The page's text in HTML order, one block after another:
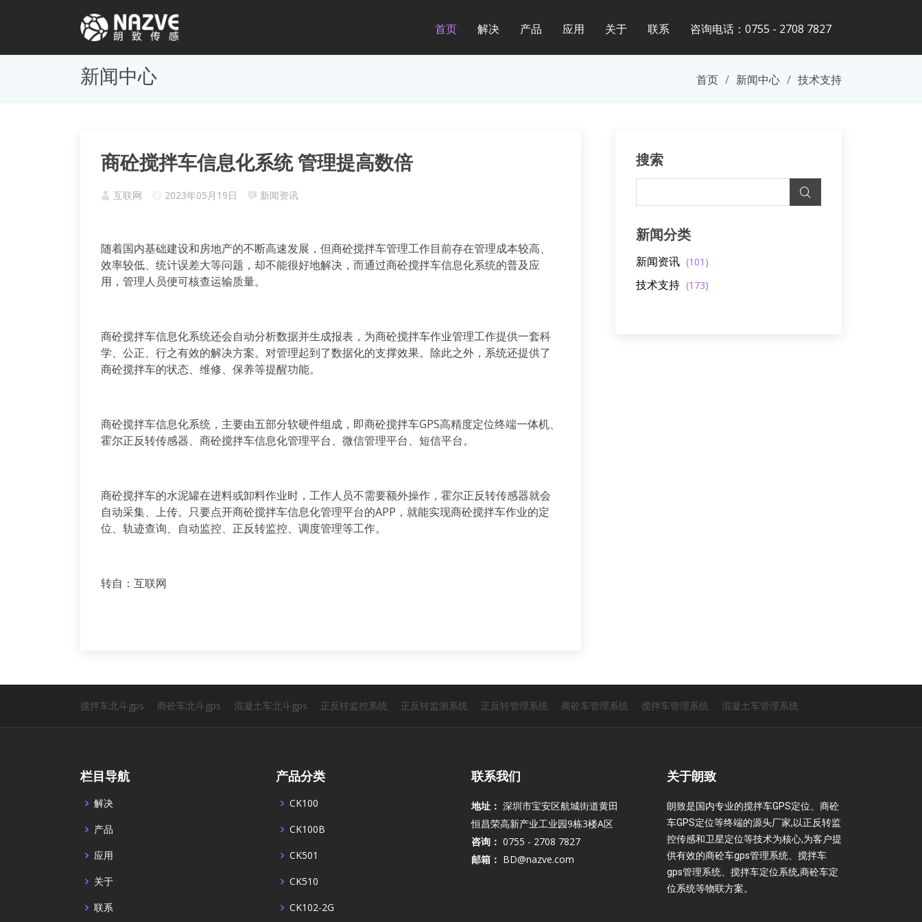
首页 解决 产品 应用 关于 联系 咨询电话：0755 - 2708 7827
新闻中心 首页 新闻中心 技术支持
商砼搅拌车信息化系统 管理提高数倍
互联网 2023年05月19日 新闻资讯
随着国内基础建设和房地产的不断高速发展，但商砼搅拌车管理工作目前存在管理成本较高、
效率较低、统计误差大等问题，却不能很好地解决，而通过商砼搅拌车信息化系统的普及应
用，管理人员便可核查运输质量。
商砼搅拌车信息化系统还会自动分析数据并生成报表，为商砼搅拌车作业管理工作提供一套科
学、公正、行之有效的解决方案。对管理起到了数据化的支撑效果。除此之外，系统还提供了
商砼搅拌车的状态、维修、保养等提醒功能。
商砼搅拌车信息化系统，主要由五部分软硬件组成，即商砼搅拌车GPS高精度定位终端一体机、
霍尔正反转传感器、商砼搅拌车信息化管理平台、微信管理平台、短信平台。
商砼搅拌车的水泥罐在进料或卸料作业时，工作人员不需要额外操作，霍尔正反转传感器就会
自动采集、上传。只要点开商砼搅拌车信息化管理平台的APP，就能实现商砼搅拌车作业的定
位、轨迹查询、自动监控、正反转监控、调度管理等工作。
转自：互联网
搜索
新闻分类
新闻资讯 (101)
技术支持 (173)
搅拌车北斗gps 商砼车北斗gps 混凝土车北斗gps 正反转监控系统 正反转监测系统 正反转管理系统 商砼车管理系统 搅拌车管理系统 混凝土车管理系统
栏目导航
解决
产品
应用
关于
联系
产品分类
CK100
CK100B
CK501
CK510
CK102-2G
联系我们
地址： 深圳市宝安区航城街道黄田
恒昌荣高新产业工业园9栋3楼A区
咨询： 0755 - 2708 7827
邮箱： BD@nazve.com
关于朗致
朗致是国内专业的搅拌车GPS定位、商砼
车GPS定位等终端的源头厂家,以正反转监
控传感和卫星定位等技术为核心,为客户提
供有效的商砼车gps管理系统、搅拌车
gps管理系统、搅拌车定位系统,商砼车定
位系统等物联方案。